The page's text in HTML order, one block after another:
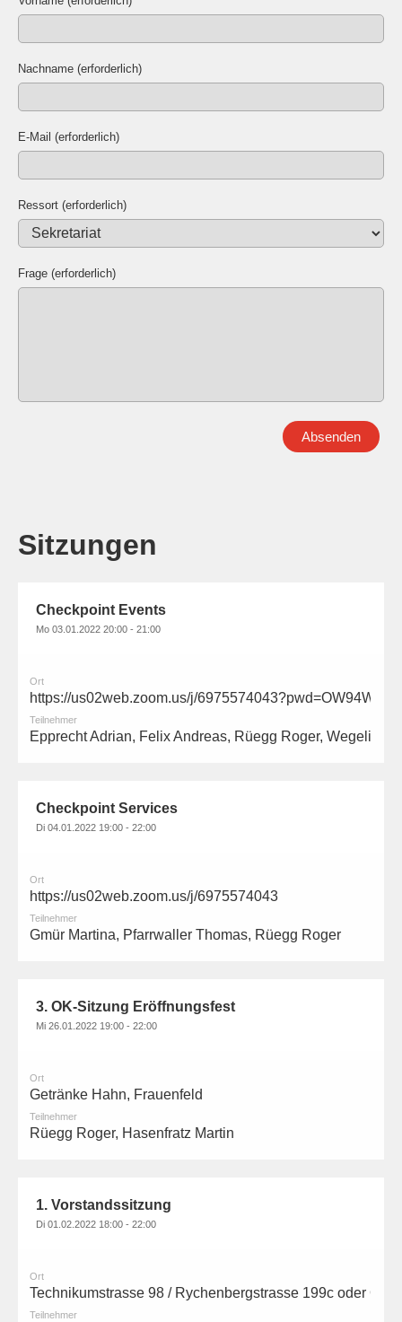
Nachname (erforderlich)
E-Mail (erforderlich)
Ressort (erforderlich)
Frage (erforderlich)
Sitzungen
Checkpoint Events
Mo 03.01.2022 20:00 - 21:00
Ort
https://us02web.zoom.us/j/
Teilnehmer
Epprecht Adrian, Felix Andreas, Rüegg Roger, Wegelin
Checkpoint Services
Di 04.01.2022 19:00 - 22:00
Ort
https://us02web.zoom.us/j/6975574043
Teilnehmer
Gmür Martina, Pfarrwaller Thomas, Rüegg Roger
3. OK-Sitzung Eröffnungsfest
Mi 26.01.2022 19:00 - 22:00
Ort
Getränke Hahn, Frauenfeld
Teilnehmer
Rüegg Roger, Hasenfratz Martin
1. Vorstandssitzung
Di 01.02.2022 18:00 - 22:00
Ort
Technikumstrasse 98 / Rychenbergstrasse 199c oder
Teilnehmer